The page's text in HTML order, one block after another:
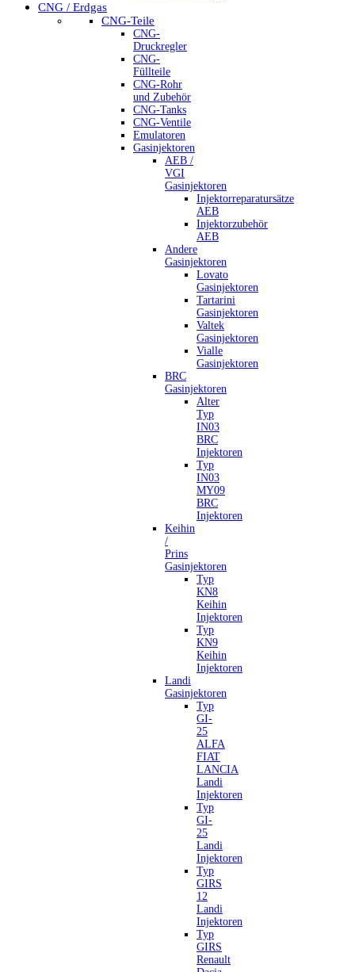
CNG / Erdgas
CNG-Teile
CNG-
Druckregler
CNG-
Füllteile
CNG-Rohr
und Zubehör
CNG-Tanks
CNG-Ventile
Emulatoren
Gasinjektoren
AEB /
VGI
Gasinjektoren
Injektorreparatursätze
AEB
Injektorzubehör
AEB
Andere
Gasinjektoren
Lovato
Gasinjektoren
Tartarini
Gasinjektoren
Valtek
Gasinjektoren
Vialle
Gasinjektoren
BRC
Gasinjektoren
Alter
Typ
IN03
BRC
Injektoren
Typ
IN03
MY09
BRC
Injektoren
Keihin
/
Prins
Gasinjektoren
Typ
KN8
Keihin
Injektoren
Typ
KN9
Keihin
Injektoren
Landi
Gasinjektoren
Typ
GI-
25
ALFA
FIAT
LANCIA
Landi
Injektoren
Typ
GI-
25
Landi
Injektoren
Typ
GIRS
12
Landi
Injektoren
Typ
GIRS
Renault